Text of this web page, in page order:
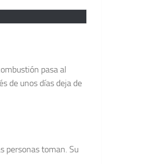
pasa al
de unos días deja de
personas toman. Su